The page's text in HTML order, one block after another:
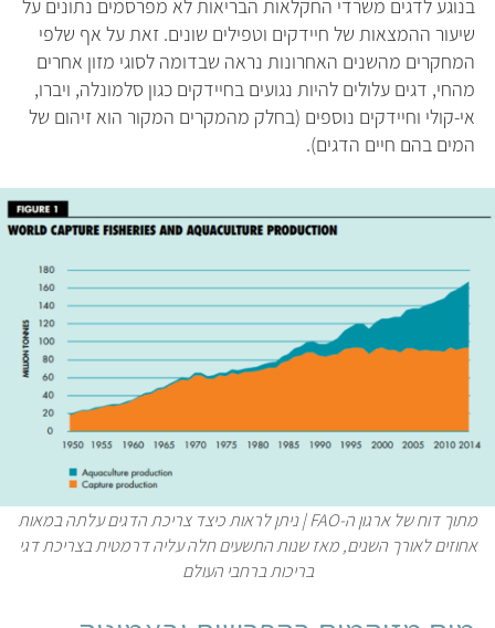
בנוגע לדגים משרדי החקלאות הבריאות לא מפרסמים נתונים על
שיעור ההמצאות של חיידקים וטפילים שונים. זאת על אף שלפי
המחקרים מהשנים האחרונות נראה שבדומה לסוגי מזון אחרים
מהחי, דגים עלולים להיות נגועים בחיידקים כגון סלמונלה, ויברו,
אי-קולי וחיידקים נוספים (בחלק מהמקרים המקור הוא זיהום של
המים בהם חיים הדגים).
מתוך דוח של ארגון ה-FAO | ניתן לראות כיצד צריכת הדגים עלתה במאות
אחוזים לאורך השנים, מאז שנות התשעים חלה עליה דרמטית בצריכת דגי
בריכות ברחבי העולם